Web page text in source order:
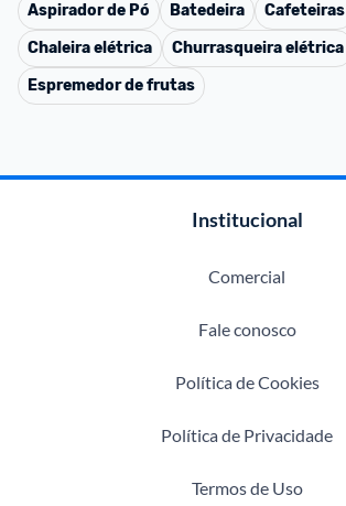
Aspirador de Pó
Batedeira
Cafeteiras
Chaleira elétrica
Churrasqueira elétrica
Espremedor de frutas
Institucional
Comercial
Fale conosco
Política de Cookies
Política de Privacidade
Termos de Uso